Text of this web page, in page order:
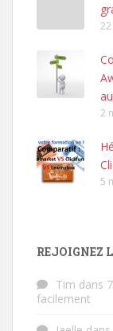
2
5
REJOIGNEZ
Tim dans
facilement